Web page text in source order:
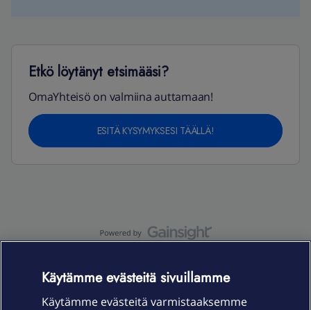
Etkö löytänyt etsimääsi?
OmaYhteisö on valmiina auttamaan!
ESITÄ KYSYMYKSESI TÄÄLLÄ!
Käytämme evästeitä sivuillamme
Käytämme evästeitä varmistaaksemme